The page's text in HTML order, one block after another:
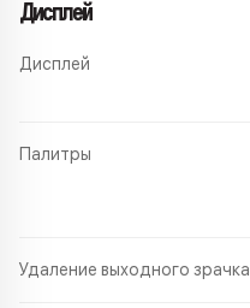
Дисплей
Дисплей
Палитры
Удаление выходного зрачка